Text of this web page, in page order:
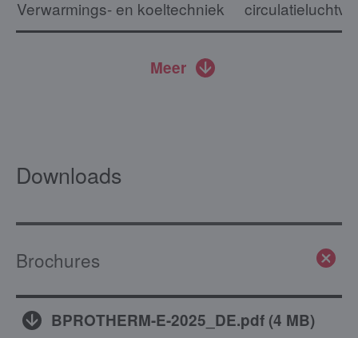
Verwarmings- en koeltechniek
Meer
Downloads
Brochures
BPROTHERM-E-2025_DE.pdf (4 MB)